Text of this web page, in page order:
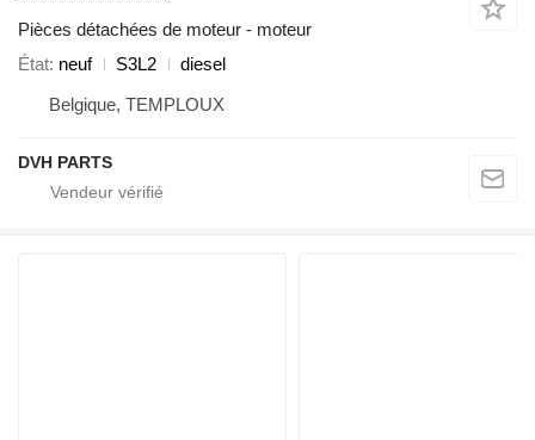
Pièces détachées de moteur - moteur
État neuf S3L2
diesel
Belgique, TEMPLOUX
DVH PARTS